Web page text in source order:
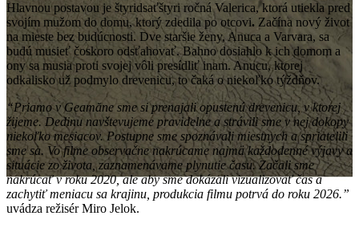
Hlavnou postavou je štyridsaťštyri ročná Valerica, ktorá utiekla pred
svojím mužom do domu, ktorý zdedila po otcovi. Začína nový život
na mieste bez budúcnosti. Dve staršie ženy, Anuca a Varvara, sa
budú musieť čoskoro odsťahovať. Bahno dosiahlo k ich domom a
ony sa musia proti svojej vôli presídliť inam. Anucu, ktorej
odkalisko už podmylo drevenicu, to čaká o niekoľko týždňov.
“Priamov Geamăne sme si prenajali opustenúdrevenicu, v ktorej
žijeme. Dedinu navštevujeme pravidelne a strávili sme v nej dokopy
niekoľko mesiacov. Postupne sme spoznávali miestnych a spriatelili
sme sa. Vo filme observačne nakrúcame najmäkaždodennévýjavy a
situácie zoživota, zaznamenávame plynutiečasu. Začali sme
nakrúcať v roku 2020, ale aby sme dokázali vizualizovať čas a
zachytiťmeniacu sa krajinu, produkcia filmu potrvá do roku 2026.”
uvádza režisér Miro Jelok.